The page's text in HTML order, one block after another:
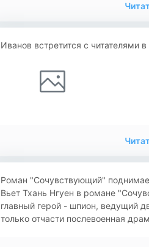
Иванов встретится с читателями в
Роман "Сочувствующий"
Вьет Тхань Нгуен в романе
главный герой - шпион, ведущий
только отчасти послевоенная